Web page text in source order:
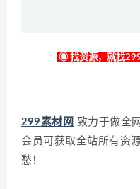
◉ 找资源，就找
299素材网 致力于做全
会员可获取全站所有资
愁！